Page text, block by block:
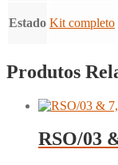
Estado Kit completo
Produtos
RSO/03